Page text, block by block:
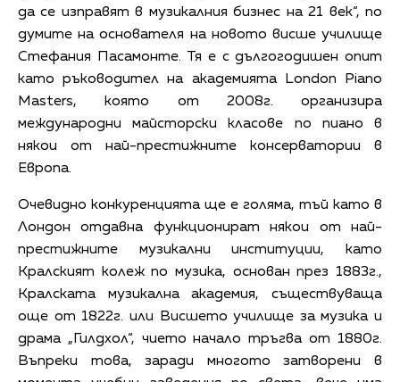
да се изправят в музикалния бизнес на 21 век“, по
думите на основателя на новото висше училище
Стефания Пасамонте. Тя е с дългогодишен опит
като ръководител на академията London Piano
Masters, която от 2008г. организира
международни майсторски класове по пиано в
някои от най-престижните консерватории в
Европа.
Очевидно конкуренцията ще е голяма, тъй като в
Лондон отдавна функционират някои от най-
престижните музикални институции, като
Кралският колеж по музика, основан през 1883г.,
Кралската музикална академия, съществуваща
още от 1822г. или Висшето училище за музика и
драма „Гилдхол“, чието начало тръгва от 1880г.
Въпреки това, заради многото затворени в